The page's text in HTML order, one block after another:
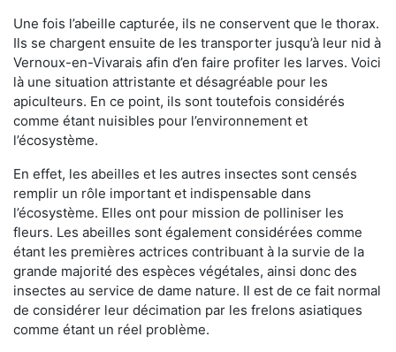
Une fois l’abeille capturée, ils ne conservent que le thorax.
Ils se chargent ensuite de les transporter jusqu’à leur nid à
Vernoux-en-Vivarais afin d’en faire profiter les larves. Voici
là une situation attristante et désagréable pour les
apiculteurs. En ce point, ils sont toutefois considérés
comme étant nuisibles pour l’environnement et
l’écosystème.
En effet, les abeilles et les autres insectes sont censés
remplir un rôle important et indispensable dans
l’écosystème. Elles ont pour mission de polliniser les
fleurs. Les abeilles sont également considérées comme
étant les premières actrices contribuant à la survie de la
grande majorité des espèces végétales, ainsi donc des
insectes au service de dame nature. Il est de ce fait normal
de considérer leur décimation par les frelons asiatiques
comme étant un réel problème.